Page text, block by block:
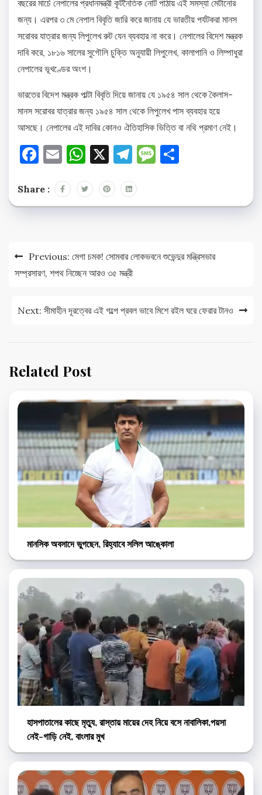
বছরের মার্চে নেপালের প্রধানমন্ত্রী কূটনৈতিক নোট পাঠায় এই সমস্যা মেটানোর
জন্য। এরপর ৩ মে নেপাল বিবৃতি জারি করে জানায় যে ভারতীয় পর্যটকরা মানস
সরোবর যাত্রার জন্য লিপুলেখ রুট যেন ব্যবহার না করে। নেপালের বিদেশ মন্ত্রক
দাবি করে, ১৮১৬ সালের সুগৌলি চুক্তি অনুযায়ী লিপুলেখ, কালাপানি ও লিম্পাধুরা
নেপালের ভূখণ্ডের অংশ।
ভারতের বিদেশ মন্ত্রক পাল্টা বিবৃতি দিয়ে জানায় যে ১৯৫৪ সাল থেকে কৈলাস-
মানস সরোবর যাত্রার জন্য ১৯৫৪ সাল থেকে লিপুলেখ পাস ব্যবহার হয়ে
আসছে। নেপালের এই দাবির কোনও ঐতিহাসিক ভিত্তি বা নথি প্রমাণ নেই।
Facebook
EmailWhatsApp
X Telegram
Message
Share :
Post
navigation
Previous: ​মেগা চমক! সোমবার লোকভবনে শুভেন্দুর মন্ত্রিসভার
সম্প্রসারণ, শপথ নিচ্ছেন আরও ৩৫ মন্ত্রী
Next: সীমাহীন দূরত্বের এই গল্পে প্রবল ভাবে মিশে রইল ঘরে ফেরার টানও
Related Post
মানসিক অবসাদে ভুগছেন, রিহ্যাবে সলিল আঙ্কোলা
হাসপাতালের কাছে মৃত্যু, রাস্তায় মায়ের দেহ নিয়ে বসে নাবালিকা,পয়সা
নেই-গাড়ি নেই, বাংলার মুখ